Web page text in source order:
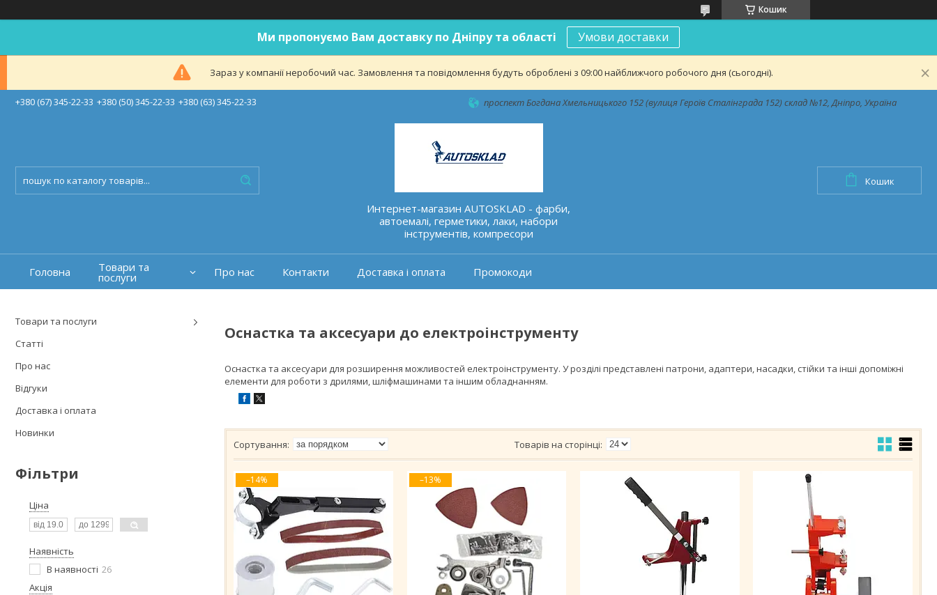
Кошик
Ми пропонуємо Вам доставку по Дніпру та області Умови доставки
Зараз у компанії неробочий час. Замовлення та повідомлення будуть оброблені з 09:00 найближчого робочого дня (сьогодні).
+380 (67) 345-22-33 +380 (50) 345-22-33 +380 (63) 345-22-33 проспект Богдана Хмельницького 152 (вулиця Героїв Сталінграда 152) склад №12, Дніпро, Україна
Интернет-магазин AUTOSKLAD - фарби,
автоемалі, герметики, лаки, набори
інструментів, компресори
Кошик
Головна Товари та
послуги Про нас Контакти Доставка і оплата Промокоди
Товари та послуги
Статті
Про нас
Відгуки
Доставка і оплата
Новинки
Фільтри
Ціна
Наявність
В наявності 26
Акція
Оснастка та аксесуари до електроінструменту
Оснастка та аксесуари для розширення можливостей електроінструменту. У розділі представлені патрони, адаптери, насадки, стійки та інші допоміжні
елементи для роботи з дрилями, шліфмашинами та іншим обладнанням.
–14% –13%